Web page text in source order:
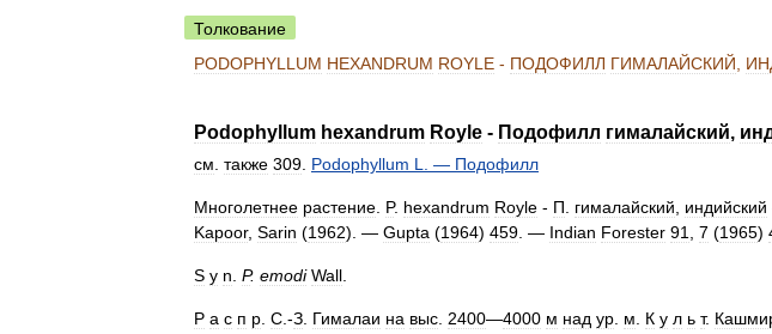
Толкование
PODOPHYLLUM HEXANDRUM ROYLE - ПОДОФИЛЛ ГИМАЛАЙСКИЙ
Podophyllum hexandrum Royle - Подофилл гималайский,
см также 309 Podophyllum L . — Подофилл
Многолетнее растение P. hexandrum Royle - П гималайский индийский
Kapoor, Sarin (1962). — Gupta (1964) 459 . — Indian Forester 91 7 (1965)
S у n P. emodi Wall
P а с п р С .-З Гималаи на выс 2400—4000 м над ур м К у л ь т.